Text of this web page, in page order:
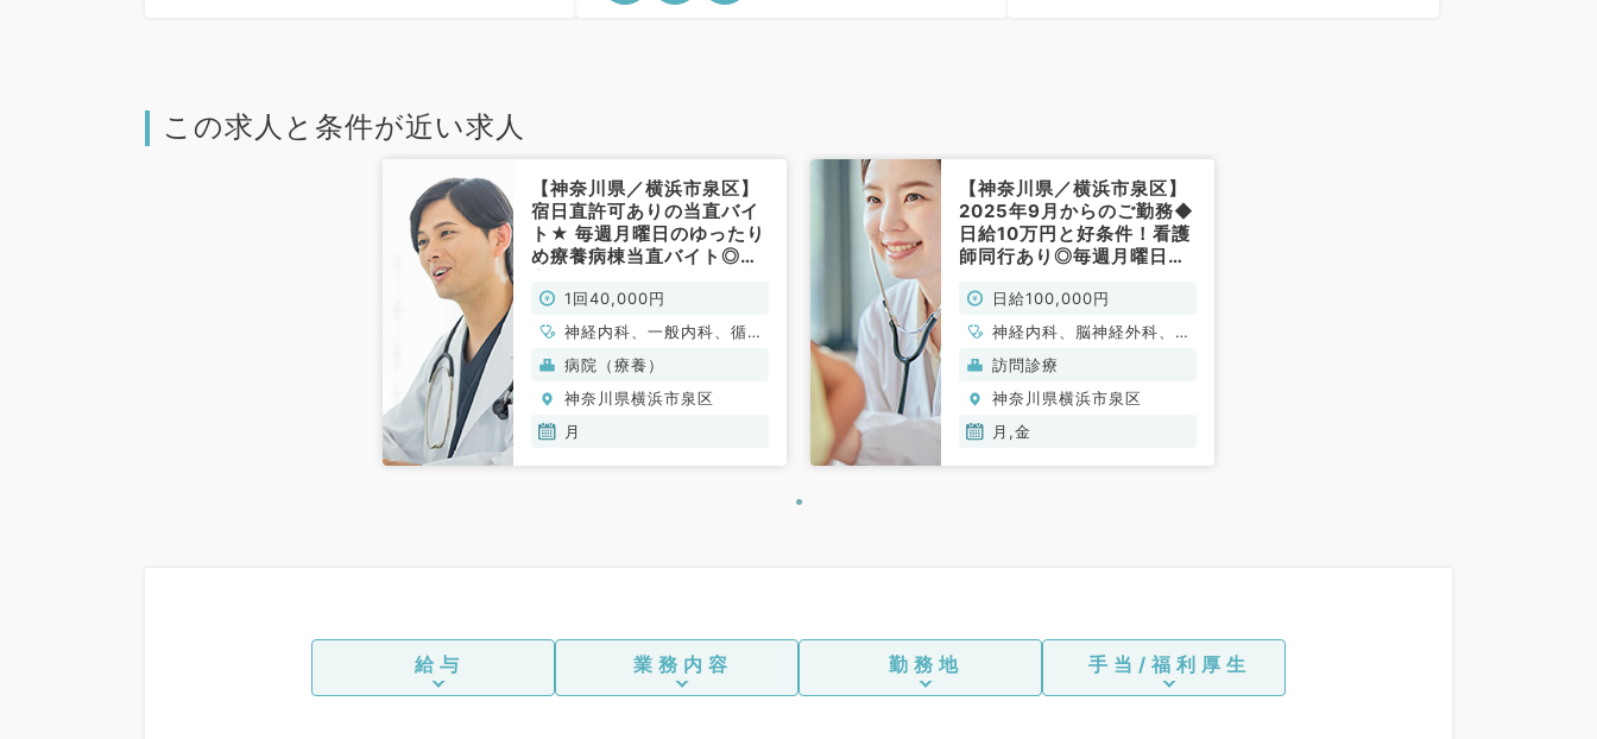
この求人と条件が近い求人
【神奈川県／横浜市泉区】
宿日直許可ありの当直バイ
ト★ 毎週月曜日のゆったり
め療養病棟当直バイト◎最
でのご勤務◎1回4万円（一
般内科／非常勤）
1回40,000円
神経内科、一般内科、循環
器内科、呼吸器内科、消化
器内科
病院（療養）
神奈川県横浜市泉区
月
【神奈川県／横浜市泉区】
2025年9月からのご勤務◆
日給10万円と好条件！看護
師同行あり◎毎週月曜日・
30分での訪問診療のお仕事
でございます◆（内科系／
非常勤）
日給100,000円
神経内科、脳神経外科、一
般内科、循環器内科、呼吸
器内科、消化器内科、内分
泌・代謝内科、老年内科、
血液内科、外科系全般、一
訪問診療
神奈川県横浜市泉区
月,金
給与 業務内容 勤務地 手当/福利厚生